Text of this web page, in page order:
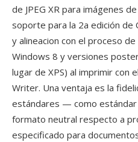
de JPEG XR para imágenes
soporte para la 2a edición de
y alineacion con el proceso
Windows 8 y versiones
lugar de XPS) al imprimir con
Writer. Una ventaja es la
estándares — como estándar
formato neutral respecto a
especificado para